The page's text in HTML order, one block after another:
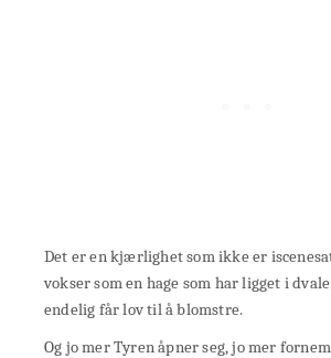
Det er en kjærlighet som ikke er
vokser som en hage som har ligget i
endelig får lov til å blomstre.
Og jo mer Tyren åpner seg, jo mer